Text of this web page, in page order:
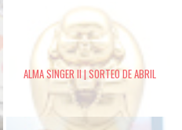
ALMA SINGER II | SORTEO DE ABRIL